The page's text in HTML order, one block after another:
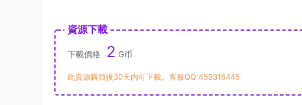
資源下載
下載價格 2 G币
此資源購買後30天内可下載。客服QQ:459316445